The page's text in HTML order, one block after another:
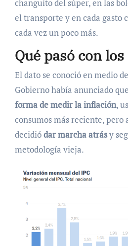
changuito del súper, en las
el transporte y en cada gasto
cada vez un poco más.
Qué pasó con
El dato se conoció en medio
Gobierno había anunciado
forma de medir la inflación,
consumos más reciente,
decidiódar marcha atrásy
metodología vieja.